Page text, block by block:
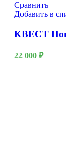
Сравнить
Добавить в
КВЕСТ
22 000 ₽